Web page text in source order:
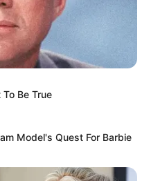
Be True
Model's Quest For Barbie